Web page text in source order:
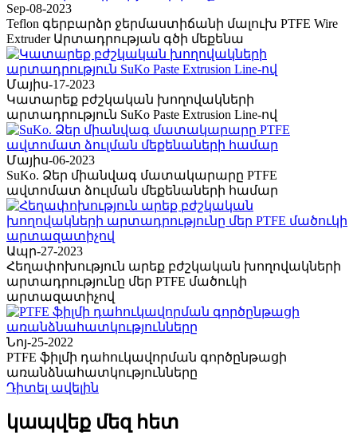
Sep-08-2023
Teflon գերբարձր ջերմաստիճանի մալուխ PTFE Wire
Extruder Արտադրության գծի մեքենա
Մայիս-17-2023
Կատարեք բժշկական խողովակների
արտադրություն SuKo Paste Extrusion Line-ով
Մայիս-06-2023
SuKo. Ձեր միանվագ մատակարարը PTFE
ավտոմատ ձուլման մեքենաների համար
Ապր-27-2023
Հեղափոխություն արեք բժշկական խողովակների
արտադրությունը մեր PTFE մածուկի
արտազատիչով
Նոյ-25-2022
PTFE ֆիլմի դահուկավորման գործընթացի
առանձնահատկությունները
Դիտել ավելին
կապվեք մեզ հետ